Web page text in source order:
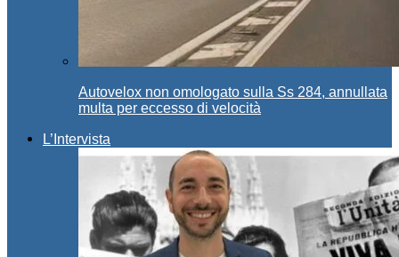
Autovelox non omologato sulla Ss 284, annullata
multa per eccesso di velocità
L’Intervista